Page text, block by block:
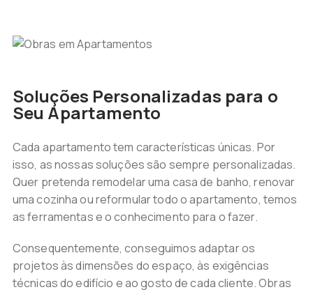
Soluções Personalizadas para o
Seu Apartamento
Cada apartamento tem características únicas. Por
isso, as nossas soluções são sempre personalizadas.
Quer pretenda remodelar uma casa de banho, renovar
uma cozinha ou reformular todo o apartamento, temos
as ferramentas e o conhecimento para o fazer.
Consequentemente, conseguimos adaptar os
projetos às dimensões do espaço, às exigências
técnicas do edifício e ao gosto de cada cliente. Obras